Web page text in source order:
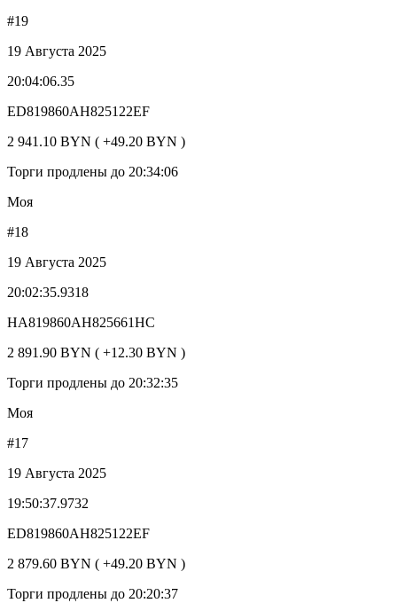
#19
19 Августа 2025
20:04:06.35
ED819860AH825122EF
2 941.10 BYN ( +49.20 BYN )
Торги продлены до 20:34:06
Моя
#18
19 Августа 2025
20:02:35.9318
HA819860AH825661HC
2 891.90 BYN ( +12.30 BYN )
Торги продлены до 20:32:35
Моя
#17
19 Августа 2025
19:50:37.9732
ED819860AH825122EF
2 879.60 BYN ( +49.20 BYN )
Торги продлены до 20:20:37